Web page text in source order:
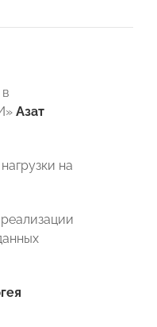
Азат
на